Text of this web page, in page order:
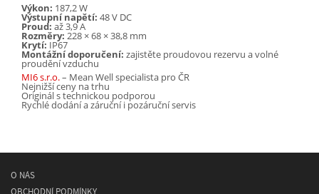
Výkon: 187,2 W
Výstupní napětí: 48 V DC
Proud: až 3,9 A
Rozměry: 228 × 68 × 38,8 mm
Krytí: IP67
Montážní doporučení: zajistěte proudovou rezervu a volné
proudění vzduchu
MI6 s.r.o.– Mean Well specialista pro ČR
Nejnižší ceny na trhu
Originál s technickou podporou
Rychlé dodání a záruční i pozáruční servis
O NÁS
OBCHODNÍ PODMÍNKY